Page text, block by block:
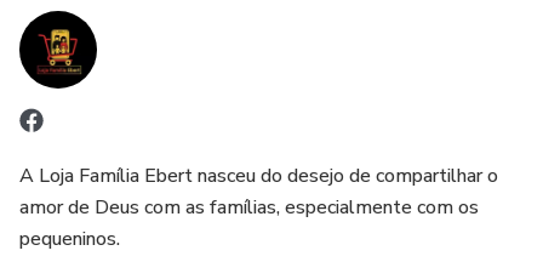
A Loja Família Ebert nasceu do desejo de compartilhar o
amor de Deus com as famílias, especialmente com os
pequeninos.